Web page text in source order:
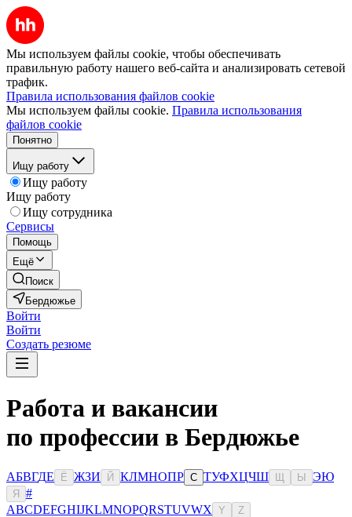
Мы используем файлы cookie, чтобы обеспечивать
правильную работу нашего веб-сайта и анализировать сетевой
трафик.
Правила использования файлов cookie
Мы используем файлы cookie. Правила использования
файлов cookie
Понятно
Ищу работу
Ищу работу
Ищу работу
Ищу сотрудника
Сервисы
Помощь
Ещё
Поиск
Бердюжье
Войти
Войти
Создать резюме
Работа и вакансии
по профессии в Бердюжье
АБВГДЕ Ё ЖЗИ Й КЛМНОПР С ТУФХЦЧШ Ы ЭЮ
Я
#
ABCDEFGHIJKLMNOPQRSTUVWX Y Z